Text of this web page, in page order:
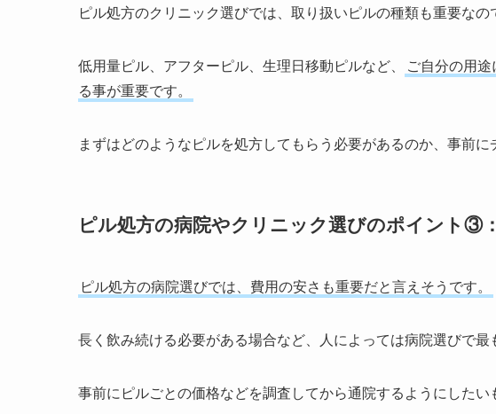
ピル処方のクリニック選びでは、取り扱いピルの種類も重要なの
低用量ピル、アフターピル、生理日移動ピルなど、
ご自分の用
る事が重要です。
まずはどのようなピルを処方してもらう必要があるのか、事前に
ピル処方の病院やクリニック選びのポイント③
ピル処方の病院選びでは、費用の安さも重要だと言えそうです。
長く飲み続ける必要がある場合など、人によっては病院選びで最
事前にピルごとの価格などを調査してから通院するようにしたい